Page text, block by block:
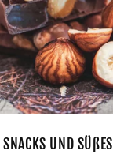
SNACKS UND SÜßES